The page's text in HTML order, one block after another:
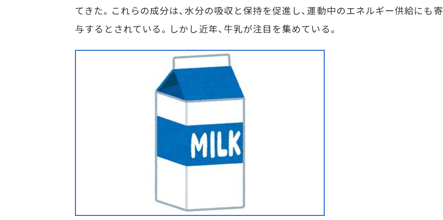
てきた。これらの成分は、水分の吸収と保持を促進し、運動中のエネルギー供給にも寄
与するとされている。しかし近年、牛乳が注目を集めている。